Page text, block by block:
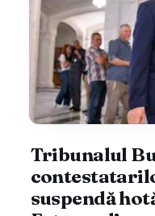
Tribunalul
suspendă